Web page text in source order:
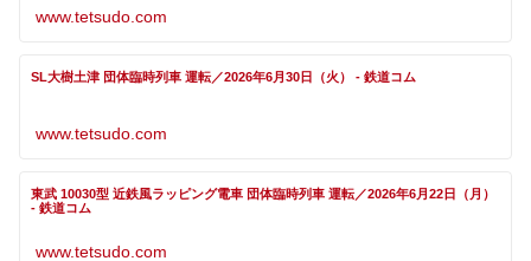
www.tetsudo.com
SL大樹土津 団体臨時列車 運転／2026年6月30日（火） - 鉄道コム
www.tetsudo.com
東武 10030型 近鉄風ラッピング電車 団体臨時列車 運転／2026年6月22日（月）
- 鉄道コム
www.tetsudo.com